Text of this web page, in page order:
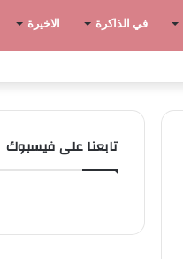
في الذاكرة الاخيرة
تابعنا على فيسبوك